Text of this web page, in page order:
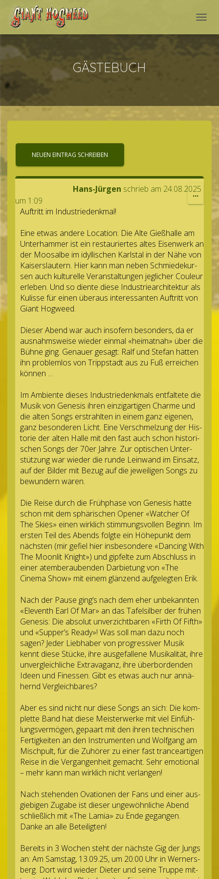
GÄSTEBUCH
Hans-Jür­gen schrieb am 24.08.2025
um 1:09
Auf­tritt im Industriedenkmal!
Eine etwas andere Loca­tion: Die Alte Gieß­halle am
Unter­ham­mer ist ein restau­rier­tes altes Eisen­werk an
der Moosalbe im idyl­li­schen Karl­s­tal in der Nähe von
Kai­sers­lau­tern. Hier kann man neben Schmie­de­kur­
sen auch kul­tu­relle Ver­an­stal­tun­gen jeg­li­cher Cou­leur
erle­ben. Und so diente diese Indus­trie­ar­chi­tek­tur als
Kulisse für einen über­aus inter­es­san­ten Auf­tritt von
Giant Hogweed.
Die­ser Abend war auch inso­fern beson­ders, da er
aus­nahms­weise wie­der ein­mal «hei­mat­nah» über die
Bühne ging. Genauer gesagt: Ralf und Ste­fan hät­ten
ihn pro­blem­los von Tripp­stadt aus zu Fuß errei­chen
können …
Im Ambi­ente die­ses Indus­trie­denk­mals ent­fal­tete die
Musik von Gene­sis ihren ein­zig­ar­ti­gen Charme und
die alten Songs erstrahl­ten in einem ganz eige­nen,
ganz beson­de­ren Licht. Eine Ver­schmel­zung der His­
to­rie der alten Halle mit den fast auch schon his­to­ri­
schen Songs der 70er Jahre. Zur opti­schen Unter­
stüt­zung war wie­der die runde Lein­wand im Ein­satz,
auf der Bil­der mit Bezug auf die jewei­li­gen Songs zu
bewun­dern waren.
Die Reise durch die Früh­phase von Gene­sis hatte
schon mit dem sphä­ri­schen Ope­ner «Wat­cher Of
The Skies» einen wirk­lich stim­mungs­vol­len Beginn. Im
ers­ten Teil des Abends folgte ein Höhe­punkt dem
nächs­ten (mir gefiel hier ins­be­son­dere «Dancing With
The Moon­lit Knight») und gip­felte zum Abschluss in
einer atem­be­rau­ben­den Dar­bie­tung von «The
Cinema Show» mit einem glän­zend auf­ge­leg­ten Erik.
Nach der Pause ging’s nach dem eher unbe­kann­ten
«Ele­venth Earl Of Mar» an das Tafel­sil­ber der frü­hen
Gene­sis: Die abso­lut unver­zicht­ba­ren «Firth Of Fifth»
und «Supper’s Ready»! Was soll man dazu noch
sagen? Jeder Lieb­ha­ber von pro­gres­si­ver Musik
kennt diese Stü­cke, ihre aus­ge­fal­lene Musi­ka­li­tät, ihre
unver­gleich­li­che Extra­va­ganz, ihre über­bor­den­den
Ideen und Fines­sen. Gibt es etwas auch nur annä­
hernd Vergleichbares?
Aber es sind nicht nur diese Songs an sich: Die kom­
plette Band hat diese Meis­ter­werke mit viel Ein­füh­
lungs­ver­mö­gen, gepaart mit den ihren tech­ni­schen
Fer­tig­kei­ten an den Instru­men­ten und Wolf­gang am
Misch­pult, für die Zuhö­rer zu einer fast trance­ar­ti­gen
Reise in die Ver­gan­gen­heit gemacht. Sehr emo­tio­nal
– mehr kann man wirk­lich nicht verlangen!
Nach ste­hen­den Ova­tio­nen der Fans und einer aus­
gie­bi­gen Zugabe ist die­ser unge­wöhn­li­che Abend
schließ­lich mit «The Lamia» zu Ende gegan­gen.
Danke an alle Beteiligten!
Bereits in 3 Wochen steht der nächste Gig der Jungs
an: Am Sams­tag, 13.09.25, um 20:00 Uhr in Wer­ners­
berg. Dort wird wie­der Die­ter und seine Truppe mit­
...DIESE